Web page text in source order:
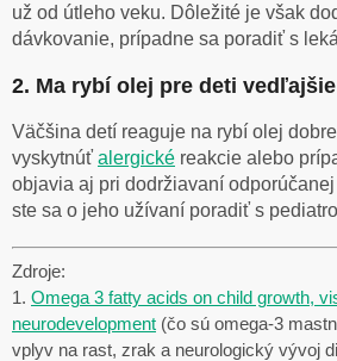
už od útleho veku. Dôležité je však
dávkovanie, prípadne sa poradiť s
2. Ma rybí olej pre deti
Väčšina detí reaguje na rybí olej
vyskytnúť alergické reakcie alebo
objavia aj pri dodržiavaní
ste sa o jeho užívaní poradiť s
Zdroje:
1. Omega 3 fatty acids on child growth,
neurodevelopment (čo sú omega-3
vplyv na rast, zrak a neurologický vývoj